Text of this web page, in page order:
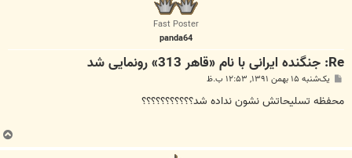
Fast Poster
panda64
Re: جنگنده ایرانی با نام «قاهر 313» رونمایی شد
پ
ت
یک‌شنبه ۱۵ بهمن ۱۳۹۱, ۱۲:۵۳ ب.ظ
محفظه تسلیحاتش نشون نداده شد؟؟؟؟؟؟؟؟؟؟؟
ب
ا